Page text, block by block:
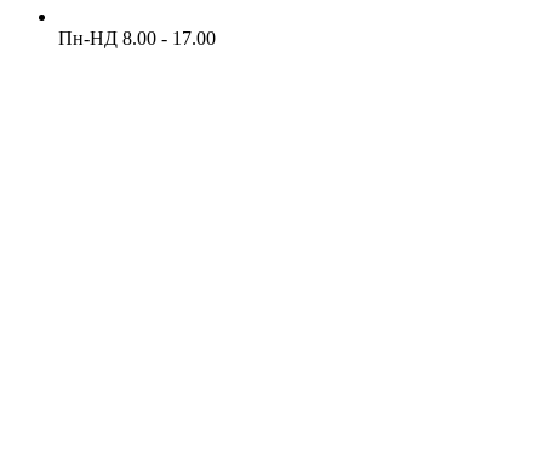
Пн-НД 8.00 - 17.00